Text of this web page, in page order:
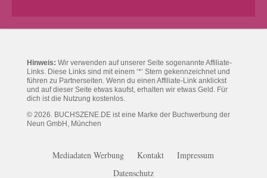
Hinweis: Wir verwenden auf unserer Seite sogenannte Affiliate-
Links. Diese Links sind mit einem ‘*‘ Stern gekennzeichnet und
führen zu Partnerseiten. Wenn du einen Affiliate-Link anklickst
und auf dieser Seite etwas kaufst, erhalten wir etwas Geld. Für
dich ist die Nutzung kostenlos.
© 2026. BUCHSZENE.DE ist eine Marke der Buchwerbung der
Neun GmbH, München
Mediadaten Werbung Kontakt
Impressum
Datenschutz